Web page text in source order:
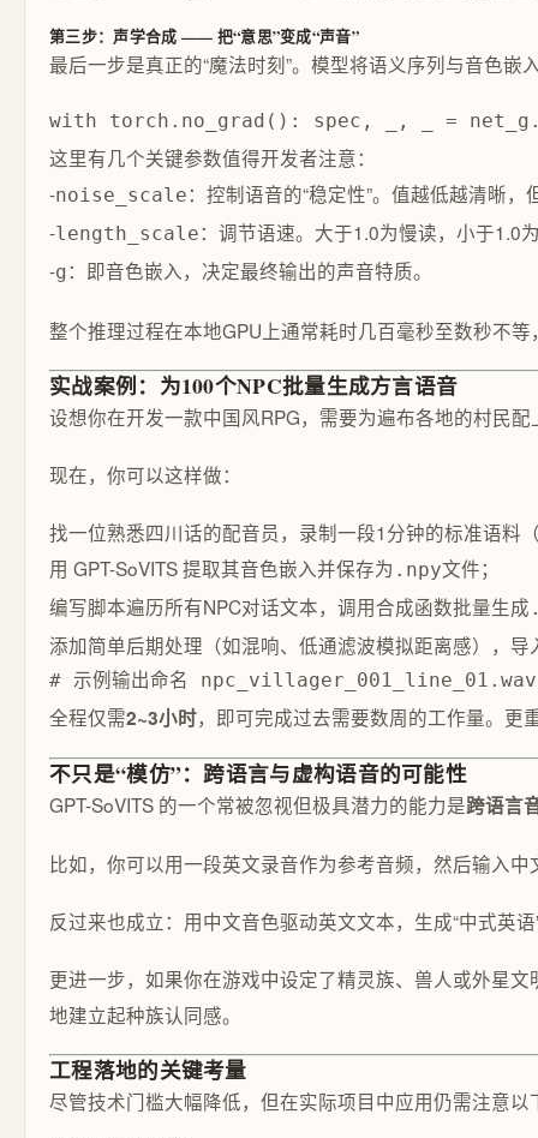
第三步：声学合成 —— 把“意思”变成“声音”
最后一步是真正的“魔法时刻”。模型将语义序列与音色
with torch.no_grad(): spec, _, _ =
这里有几个关键参数值得开发者注意：
-noise_scale：控制语音的“稳定性”。值越低越清晰
-length_scale：调节语速。大于1.0为慢读，小于1.0
-g：即音色嵌入，决定最终输出的声音特质。
整个推理过程在本地GPU上通常耗时几百毫秒至数秒不
实战案例：为100个NPC批量生成方言语音
设想你在开发一款中国风RPG，需要为遍布各地的村民
现在，你可以这样做：
找一位熟悉四川话的配音员，录制一段1分钟的标准语料
用 GPT-SoVITS 提取其音色嵌入并保存为 .npy文件；
编写脚本遍历所有NPC对话文本，调用合成函数批量生成
添加简单后期处理（如混响、低通滤波模拟距离感），导
# 示例输出命名
全程仅需2~3小时，即可完成过去需要数周的工作量。更
不只是“模仿”：跨语言与虚构语音的可能性
GPT-SoVITS 的一个常被忽视但极具潜力的能力是跨语言
比如，你可以用一段英文录音作为参考音频，然后输入
反过来也成立：用中文音色驱动英文文本，生成“中式
更进一步，如果你在游戏中设定了精灵族、兽人或外星
地建立起种族认同感。
工程落地的关键考量
尽管技术门槛大幅降低，但在实际项目中应用仍需注意以